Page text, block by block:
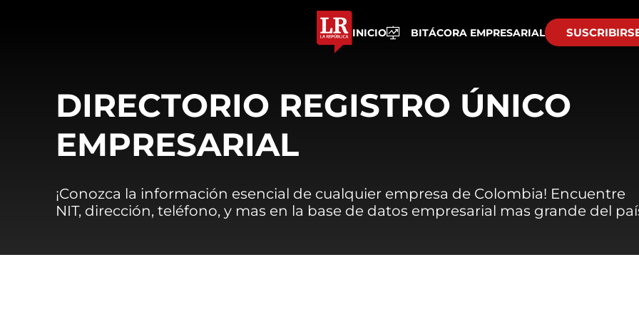
INICIO BITÁCORA EMPRESARIAL
DIRECTORIO REGISTRO ÚNICO
EMPRESARIAL
¡Conozca la información esencial de cualquier empresa de Colombia! Encuentre
NIT, dirección, teléfono, y mas en la base de datos empresarial mas grande del